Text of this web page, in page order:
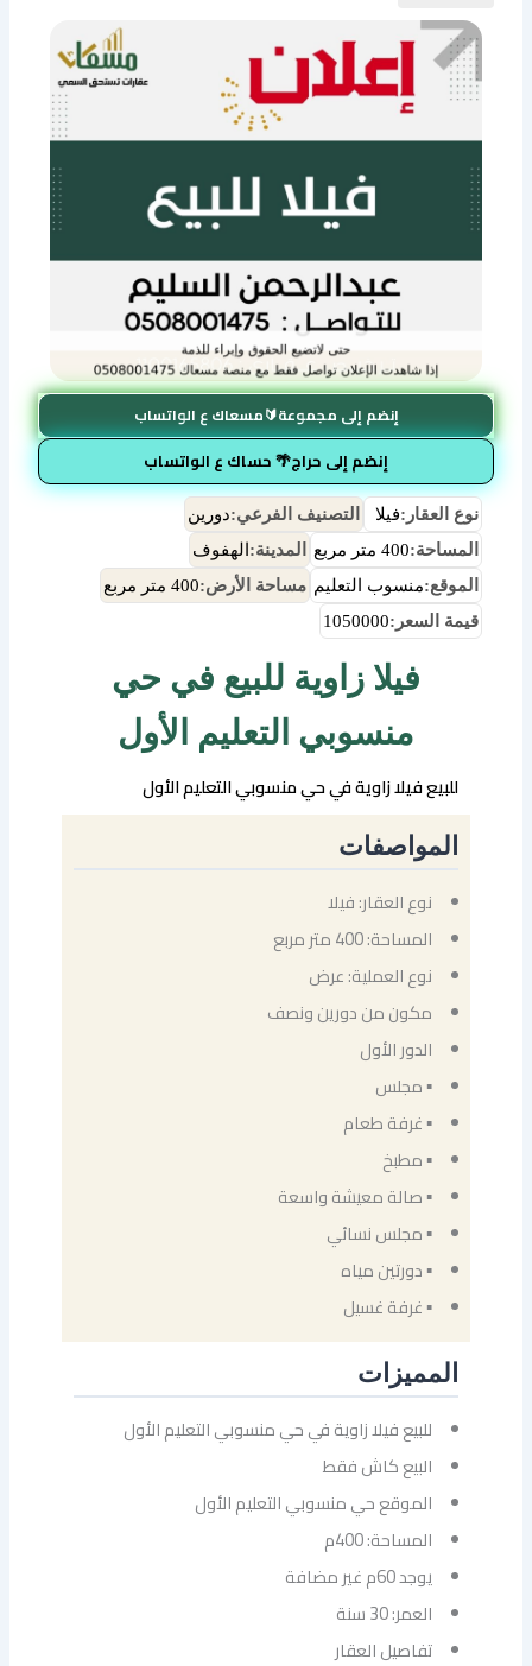
إنضم إلى مجموعة🔰مسعاك ع الواتساب
إنضم إلى حراج🌴 حساك ع الواتساب
نوع العقار:فيلا التصنيف الفرعي:دورين
المساحة:400 متر مربع المدينة: الهفوف
الموقع:منسوب التعليم مساحة الأرض:400 متر مربع
قيمة السعر:1050000
فيلا زاوية للبيع في حي
منسوبي التعليم الأول
للبيع فيلا زاوية في حي منسوبي التعليم الأول
المواصفات
نوع العقار: فيلا
المساحة: 400 متر مربع
نوع العملية: عرض
مكون من دورين ونصف
الدور الأول
▪ مجلس
▪ غرفة طعام
▪ مطبخ
▪ صالة معيشة واسعة
▪ مجلس نسائي
▪ دورتين مياه
▪ غرفة غسيل
المميزات
للبيع فيلا زاوية في حي منسوبي التعليم الأول
البيع كاش فقط
الموقع حي منسوبي التعليم الأول
المساحة: 400م
يوجد 60م غير مضافة
العمر: 30 سنة
تفاصيل العقار